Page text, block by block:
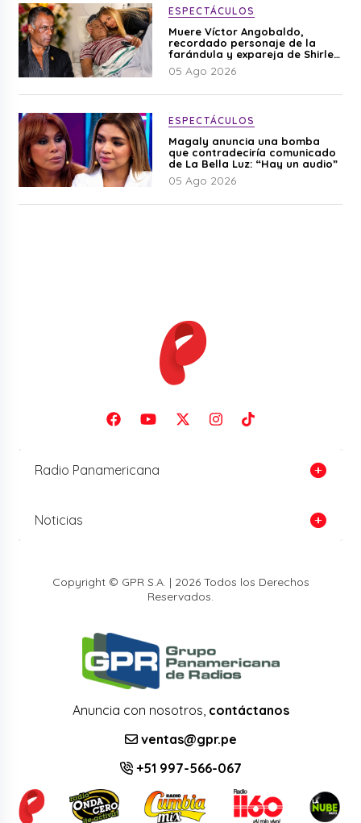
ESPECTÁCULOS
Muere Víctor Angobaldo,
recordado personaje de la
farándula y expareja de Shirley
Cherres
05 Ago 2026
ESPECTÁCULOS
Magaly anuncia una bomba
que contradeciría comunicado
de La Bella Luz: “Hay un audio”
05 Ago 2026
Radio Panamericana
Noticias
Copyright © GPR S.A. | 2026 Todos los Derechos
Reservados.
Anuncia con nosotros, contáctanos
ventas@gpr.pe
+51 997-566-067